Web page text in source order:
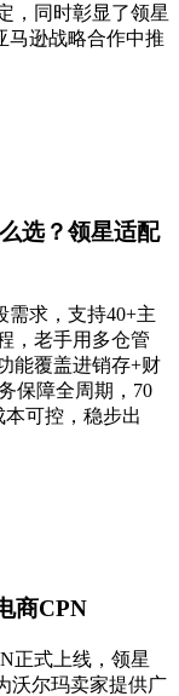
，同时彰显了领星
马逊战略合作中推
选？领星适配
需求，支持40+主
，老手用多仓管
能覆盖进销存+财
保障全周期，70
可控，稳步出
商CPN
正式上线，领星
沃尔玛卖家提供广